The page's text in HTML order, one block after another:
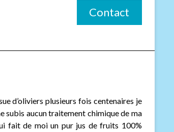
Contact
d’oliviers plusieurs fois centenaires je
subis aucun traitement chimique de ma
fait de moi un pur jus de fruits 100%